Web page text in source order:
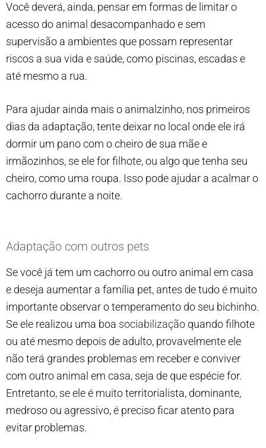
Você deverá, ainda, pensar em formas de limitar o
acesso do animal desacompanhado e sem
supervisão a ambientes que possam representar
riscos a sua vida e saúde, como piscinas, escadas e
até mesmo a rua.
Para ajudar ainda mais o animalzinho, nos primeiros
dias da adaptação, tente deixar no local onde ele irá
dormir um pano com o cheiro de sua mãe e
irmãozinhos, se ele for filhote, ou algo que tenha seu
cheiro, como uma roupa. Isso pode ajudar a acalmar o
cachorro durante a noite.
Adaptação com outros pets
Se você já tem um cachorro ou outro animal em casa
e deseja aumentar a família pet, antes de tudo é muito
importante observar o temperamento do seu bichinho.
Se ele realizou uma boa sociabilização quando filhote
ou até mesmo depois de adulto, provavelmente ele
não terá grandes problemas em receber e conviver
com outro animal em casa, seja de que espécie for.
Entretanto, se ele é muito territorialista, dominante,
medroso ou agressivo, é preciso ficar atento para
evitar problemas.